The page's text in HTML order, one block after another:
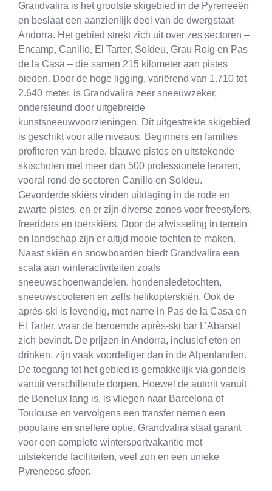
Grandvalira is het grootste skigebied in de Pyreneeën
en beslaat een aanzienlijk deel van de dwergstaat
Andorra. Het gebied strekt zich uit over zes sectoren –
Encamp, Canillo, El Tarter, Soldeu, Grau Roig en Pas
de la Casa – die samen 215 kilometer aan pistes
bieden. Door de hoge ligging, variërend van 1.710 tot
2.640 meter, is Grandvalira zeer sneeuwzeker,
ondersteund door uitgebreide
kunstsneeuwvoorzieningen. Dit uitgestrekte skigebied
is geschikt voor alle niveaus. Beginners en families
profiteren van brede, blauwe pistes en uitstekende
skischolen met meer dan 500 professionele leraren,
vooral rond de sectoren Canillo en Soldeu.
Gevorderde skiërs vinden uitdaging in de rode en
zwarte pistes, en er zijn diverse zones voor freestylers,
freeriders en toerskiërs. Door de afwisseling in terrein
en landschap zijn er altijd mooie tochten te maken.
Naast skiën en snowboarden biedt Grandvalira een
scala aan winteractiviteiten zoals
sneeuwschoenwandelen, hondensledetochten,
sneeuwscooteren en zelfs helikopterskiën. Ook de
après-ski is levendig, met name in Pas de la Casa en
El Tarter, waar de beroemde après-ski bar L’Abarset
zich bevindt. De prijzen in Andorra, inclusief eten en
drinken, zijn vaak voordeliger dan in de Alpenlanden.
De toegang tot het gebied is gemakkelijk via gondels
vanuit verschillende dorpen. Hoewel de autorit vanuit
de Benelux lang is, is vliegen naar Barcelona of
Toulouse en vervolgens een transfer nemen een
populaire en snellere optie. Grandvalira staat garant
voor een complete wintersportvakantie met
uitstekende faciliteiten, veel zon en een unieke
Pyreneese sfeer.